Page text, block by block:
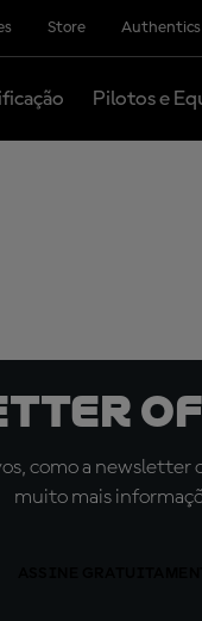
Store Authentics
Pilotos e
como a
muito mais